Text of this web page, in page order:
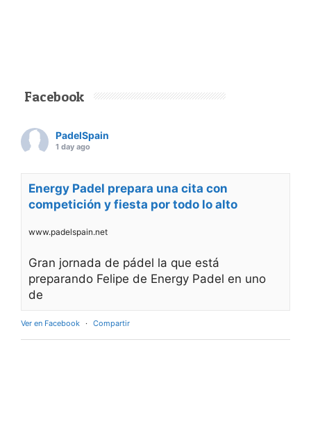
Facebook
PadelSpain
1 day ago
Energy Padel prepara una cita con
competición y fiesta por todo lo alto
www.padelspain.net
Gran jornada de pádel la que está
preparando Felipe de Energy Padel en uno
de
Ver en Facebook · Compartir